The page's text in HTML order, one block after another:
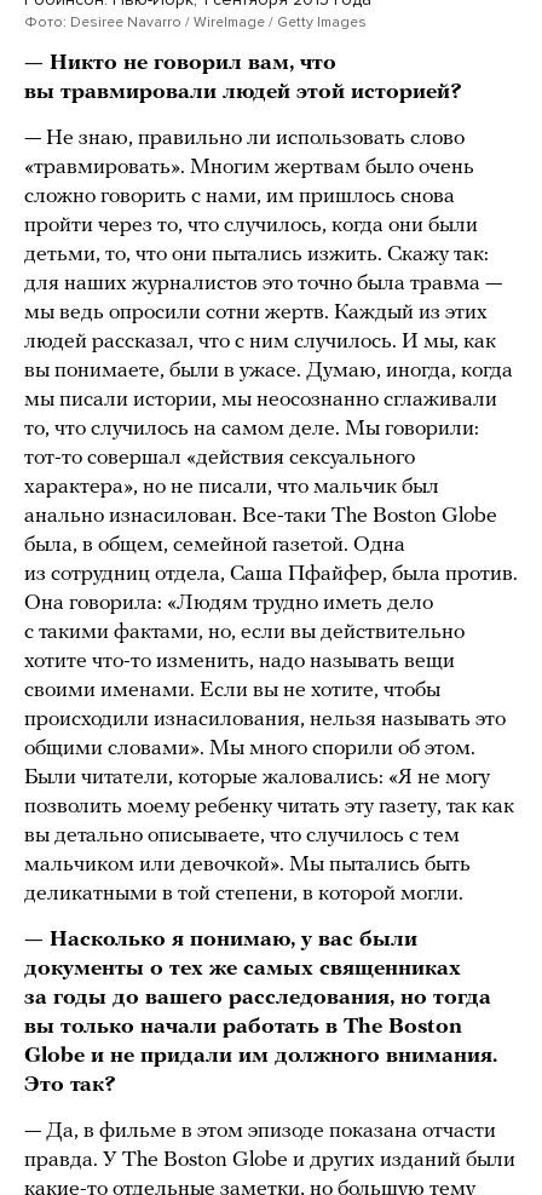
Фото: Desiree Navarro / WireImage / Getty Images
— Никто не говорил вам, что
вы травмировали людей этой историей?
— Не знаю, правильно ли использовать слово
«травмировать». Многим жертвам было очень
сложно говорить с нами, им пришлось снова
пройти через то, что случилось, когда они были
детьми, то, что они пытались изжить. Скажу так:
для наших журналистов это точно была травма —
мы ведь опросили сотни жертв. Каждый из этих
людей рассказал, что с ним случилось. И мы, как
вы понимаете, были в ужасе. Думаю, иногда, когда
мы писали истории, мы неосознанно сглаживали
то, что случилось на самом деле. Мы говорили:
тот-то совершал «действия сексуального
характера», но не писали, что мальчик был
анально изнасилован. Все-таки The Boston Globe
была, в общем, семейной газетой. Одна
из сотрудниц отдела, Саша Пфайфер, была против.
Она говорила: «Людям трудно иметь дело
с такими фактами, но, если вы действительно
хотите что-то изменить, надо называть вещи
своими именами. Если вы не хотите, чтобы
происходили изнасилования, нельзя называть это
общими словами». Мы много спорили об этом.
Были читатели, которые жаловались: «Я не могу
позволить моему ребенку читать эту газету, так как
вы детально описываете, что случилось с тем
мальчиком или девочкой». Мы пытались быть
деликатными в той степени, в которой могли.
— Насколько я понимаю, у вас были
документы о тех же самых священниках
за годы до вашего расследования, но тогда
вы только начали работать в The Boston
Globe и не придали им должного внимания.
Это так?
— Да, в фильме в этом эпизоде показана отчасти
правда. У The Boston Globe и других изданий были
какие-то отдельные заметки, но большую тему